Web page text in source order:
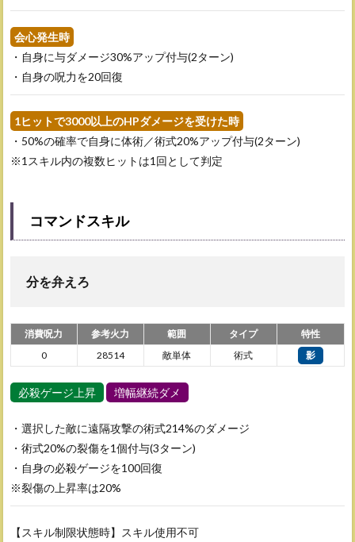
会心発生時
・自身に与ダメージ30%アップ付与(2ターン)
・自身の呪力を20回復
1ヒットで3000以上のHPダメージを受けた時
・50%の確率で自身に体術／術式20%アップ付与(2ターン)
※1スキル内の複数ヒットは1回として判定
コマンドスキル
分を弁えろ
消費呪力 参考火力 範囲 タイプ
特性
0
28514 敵単体 術式 影
必殺ゲージ上昇 増幅継続ダメ
・選択した敵に遠隔攻撃の術式214%のダメージ
・術式20%の裂傷を1個付与(3ターン)
・自身の必殺ゲージを100回復
※裂傷の上昇率は20%
【スキル制限状態時】スキル使用不可